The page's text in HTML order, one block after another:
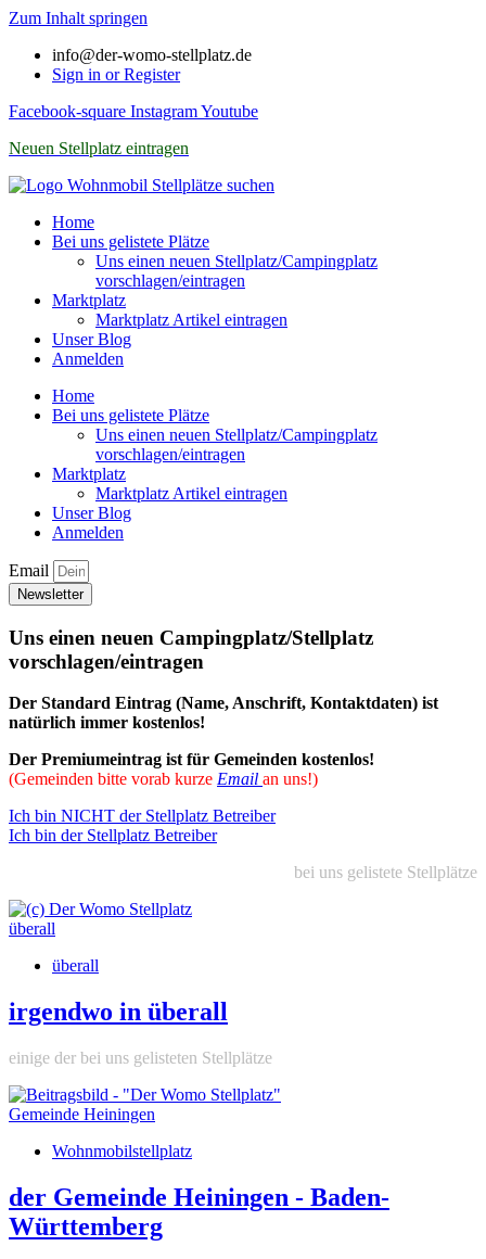
Zum Inhalt springen
info@der-womo-stellplatz.de
Sign in or Register
Facebook-square InstagramYoutube
Neuen Stellplatz eintragen
Home
Bei uns gelistete Plätze
Uns einen neuen Stellplatz/Campingplatz
vorschlagen/eintragen
Marktplatz
Marktplatz Artikel eintragen
Unser Blog
Anmelden
Home
Bei uns gelistete Plätze
Uns einen neuen Stellplatz/Campingplatz
vorschlagen/eintragen
Marktplatz
Marktplatz Artikel eintragen
Unser Blog
Anmelden
Email
Newsletter
Uns einen neuen Campingplatz/Stellplatz
vorschlagen/eintragen
Der Standard Eintrag (Name, Anschrift, Kontaktdaten) ist
natürlich immer kostenlos!
Der Premiumeintrag ist für Gemeinden kostenlos!
(Gemeinden bitte vorab kurze Email an uns!)
Ich bin NICHT der Stellplatz Betreiber
Ich bin der Stellplatz Betreiber
bei uns gelistete Stellplätze
überall
überall
irgendwo in überall
einige der bei uns gelisteten Stellplätze
Gemeinde Heiningen
Wohnmobilstellplatz
der Gemeinde Heiningen - Baden-
Württemberg